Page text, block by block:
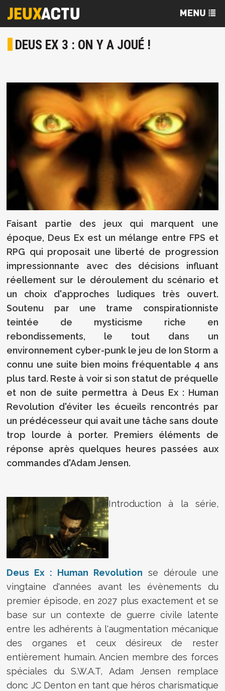
DEUS EX 3 : ON Y A JOUÉ !
Faisant partie des jeux qui marquent une
époque, Deus Ex est un mélange entre FPS et
RPG qui proposait une liberté de progression
impressionnante avec des décisions influant
réellement sur le déroulement du scénario et
un choix d'approches ludiques très ouvert.
Soutenu par une trame conspirationniste
teintée de mysticisme riche en
rebondissements, le tout dans un
environnement cyber-punk le jeu de Ion Storm a
connu une suite bien moins fréquentable 4 ans
plus tard. Reste à voir si son statut de préquelle
et non de suite permettra à Deus Ex : Human
Revolution d'éviter les écueils rencontrés par
un prédécesseur qui avait une tâche sans doute
trop lourde à porter. Premiers éléments de
réponse après quelques heures passées aux
commandes d'Adam Jensen.
Introduction à la série,
Deus Ex : Human Revolution se déroule une
vingtaine d'années avant les évènements du
premier épisode, en 2027 plus exactement et se
base sur un contexte de guerre civile latente
entre les adhérents à l'augmentation mécanique
des organes et ceux désireux de rester
entièrement humain. Ancien membre des forces
spéciales du S.W.A.T, Adam Jensen remplace
donc JC Denton en tant que héros charismatique